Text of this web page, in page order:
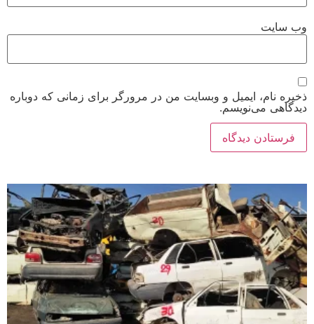
وب‌ سایت
ذخیره نام، ایمیل و وبسایت من در مرورگر برای زمانی که دوباره
دیدگاهی می‌نویسم.